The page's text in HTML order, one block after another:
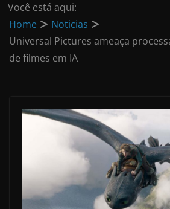
Você está aqui:
Home
Noticias
Universal Pictures ameaça
de filmes em IA